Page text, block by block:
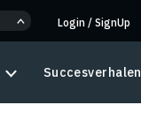
Login / SignUp
Succesverhalen